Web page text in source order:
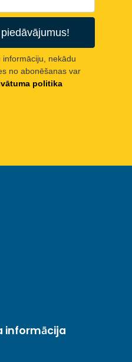
nekādu
no abonēšanas var
politika
informācija